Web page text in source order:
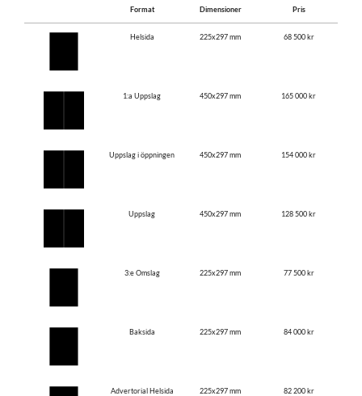
Format Dimensioner Pris
Helsida 225x297 mm 68 500 kr
1:a Uppslag 450x297 mm 165 000 kr
Uppslag i öppningen 450x297 mm 154 000 kr
Uppslag 450x297 mm 128 500 kr
3:e Omslag 225x297 mm 77 500 kr
Baksida 225x297 mm 84 000 kr
Advertorial Helsida 225x297 mm 82 200 kr